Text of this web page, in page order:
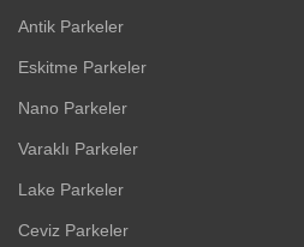
Antik Parkeler
Eskitme Parkeler
Nano Parkeler
Varaklı Parkeler
Lake Parkeler
Ceviz Parkeler